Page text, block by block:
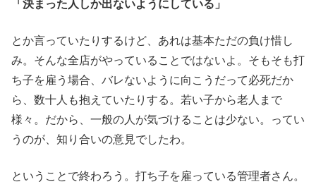
「決まった人しか出ないようにしている」
とか言っていたりするけど、あれは基本ただの負け惜し
み。そんな全店がやっていることではないよ。そもそも打
ち子を雇う場合、バレないように向こうだって必死だか
ら、数十人も抱えていたりする。若い子から老人まで
様々。だから、一般の人が気づけることは少ない。ってい
うのが、知り合いの意見でしたわ。
ということで終わろう。打ち子を雇っている管理者さん。